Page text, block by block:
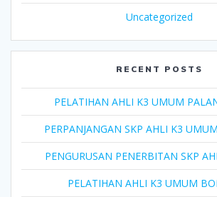
Uncategorized
RECENT POSTS
PELATIHAN AHLI K3 UMUM
PERPANJANGAN SKP AHLI K3
PENGURUSAN PENERBITAN SKP
PELATIHAN AHLI K3 UMUM